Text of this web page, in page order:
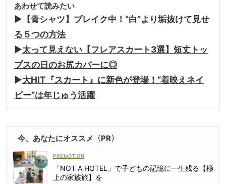
あわせて読みたい
▶︎ 【青シャツ】ブレイク中！“白”より垢抜けて見せ
る５つの方法
▶︎太って見えない【フレアスカート3選】短丈トッ
プスの日のお尻カバーに◎
▶︎大HIT『スカート』に新色が登場！“着映えネイ
ビー”は年じゅう活躍
今、あなたにオススメ〈PR〉
「NOT A HOTEL」で子どもの記憶に一生残る【極
上の家族旅】を